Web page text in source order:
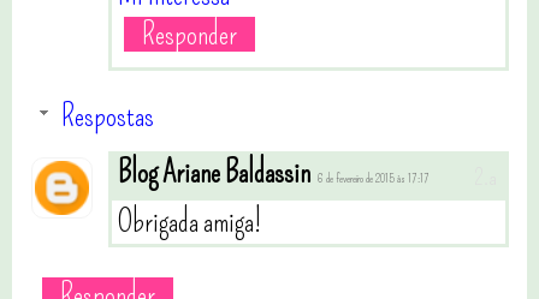
Responder
Respostas
Blog Ariane Baldassin 6 de fevereiro de 2015 às 17:17
Obrigada amiga!